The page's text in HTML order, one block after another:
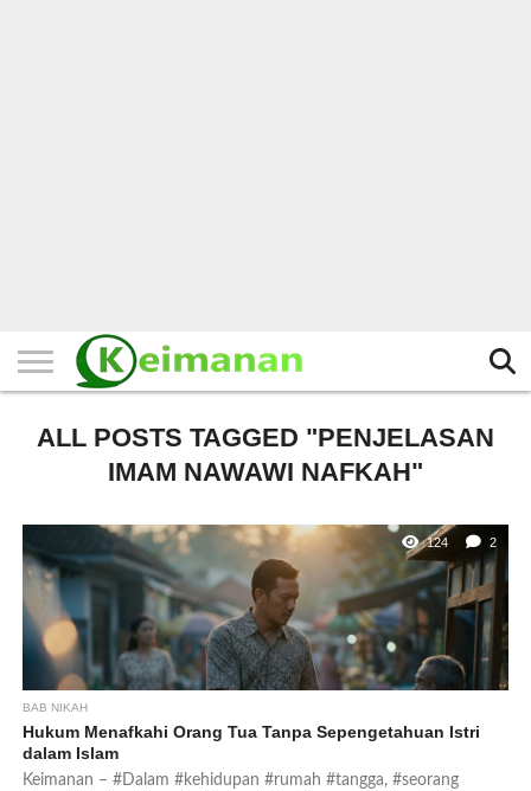
ALL POSTS TAGGED "PENJELASAN
IMAM NAWAWI NAFKAH"
124 2
BAB NIKAH
Hukum Menafkahi Orang Tua Tanpa Sepengetahuan Istri
dalam Islam
Keimanan – #Dalam #kehidupan #rumah #tangga, #seorang